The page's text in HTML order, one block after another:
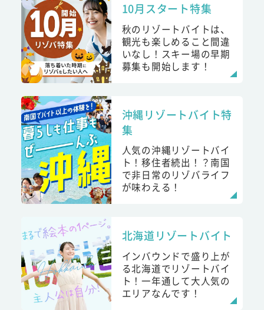
10月スタート特集
秋のリゾートバイトは、
観光も楽しめること間違
いなし！スキー場の早期
募集も開始します！
沖縄リゾートバイト特
集
人気の沖縄リゾートバイ
ト！移住者続出！？南国
で非日常のリゾバライフ
が味わえる！
北海道リゾートバイト
インバウンドで盛り上が
る北海道でリゾートバイ
ト！一年通して大人気の
エリアなんです！